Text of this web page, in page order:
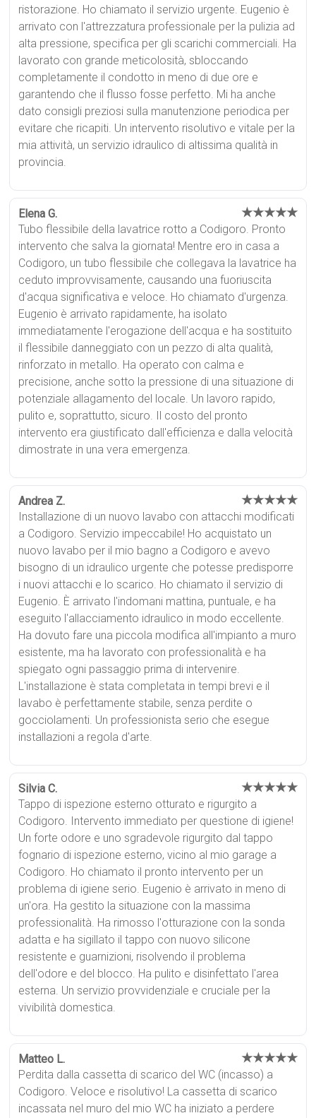
ristorazione. Ho chiamato il servizio urgente. Eugenio è
arrivato con l'attrezzatura professionale per la pulizia ad
alta pressione, specifica per gli scarichi commerciali. Ha
lavorato con grande meticolosità, sbloccando
completamente il condotto in meno di due ore e
garantendo che il flusso fosse perfetto. Mi ha anche
dato consigli preziosi sulla manutenzione periodica per
evitare che ricapiti. Un intervento risolutivo e vitale per la
mia attività, un servizio idraulico di altissima qualità in
provincia.
Elena G. ★★★★★
Tubo flessibile della lavatrice rotto a Codigoro. Pronto
intervento che salva la giornata! Mentre ero in casa a
Codigoro, un tubo flessibile che collegava la lavatrice ha
ceduto improvvisamente, causando una fuoriuscita
d'acqua significativa e veloce. Ho chiamato d'urgenza.
Eugenio è arrivato rapidamente, ha isolato
immediatamente l'erogazione dell'acqua e ha sostituito
il flessibile danneggiato con un pezzo di alta qualità,
rinforzato in metallo. Ha operato con calma e
precisione, anche sotto la pressione di una situazione di
potenziale allagamento del locale. Un lavoro rapido,
pulito e, soprattutto, sicuro. Il costo del pronto
intervento era giustificato dall'efficienza e dalla velocità
dimostrate in una vera emergenza.
Andrea Z. ★★★★★
Installazione di un nuovo lavabo con attacchi modificati
a Codigoro. Servizio impeccabile! Ho acquistato un
nuovo lavabo per il mio bagno a Codigoro e avevo
bisogno di un idraulico urgente che potesse predisporre
i nuovi attacchi e lo scarico. Ho chiamato il servizio di
Eugenio. È arrivato l'indomani mattina, puntuale, e ha
eseguito l'allacciamento idraulico in modo eccellente.
Ha dovuto fare una piccola modifica all'impianto a muro
esistente, ma ha lavorato con professionalità e ha
spiegato ogni passaggio prima di intervenire.
L'installazione è stata completata in tempi brevi e il
lavabo è perfettamente stabile, senza perdite o
gocciolamenti. Un professionista serio che esegue
installazioni a regola d'arte.
Silvia C. ★★★★★
Tappo di ispezione esterno otturato e rigurgito a
Codigoro. Intervento immediato per questione di igiene!
Un forte odore e uno sgradevole rigurgito dal tappo
fognario di ispezione esterno, vicino al mio garage a
Codigoro. Ho chiamato il pronto intervento per un
problema di igiene serio. Eugenio è arrivato in meno di
un'ora. Ha gestito la situazione con la massima
professionalità. Ha rimosso l'otturazione con la sonda
adatta e ha sigillato il tappo con nuovo silicone
resistente e guarnizioni, risolvendo il problema
dell'odore e del blocco. Ha pulito e disinfettato l'area
esterna. Un servizio provvidenziale e cruciale per la
vivibilità domestica.
Matteo L. ★★★★★
Perdita dalla cassetta di scarico del WC (incasso) a
Codigoro. Veloce e risolutivo! La cassetta di scarico
incassata nel muro del mio WC ha iniziato a perdere